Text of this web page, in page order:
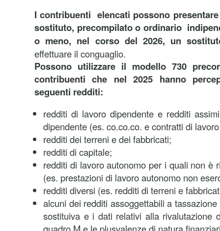
I contribuenti elencati possono
sostituto, precompilato o ordinario
o meno, nel corso del 2026, un
effettuare il conguaglio.
Possono utilizzare il modello 730
contribuenti che nel 2025 hanno
seguenti redditi:
redditi di lavoro dipendente e redditi
dipendente (es. co.co.co. e contratti di
redditi dei terreni e dei fabbricati;
redditi di capitale;
redditi di lavoro autonomo per i quali non è
(es. prestazioni di lavoro autonomo non
redditi diversi (es. redditi di terreni e
alcuni dei redditi assoggettabili a
sostituiva e i dati relativi alla rivalutazione